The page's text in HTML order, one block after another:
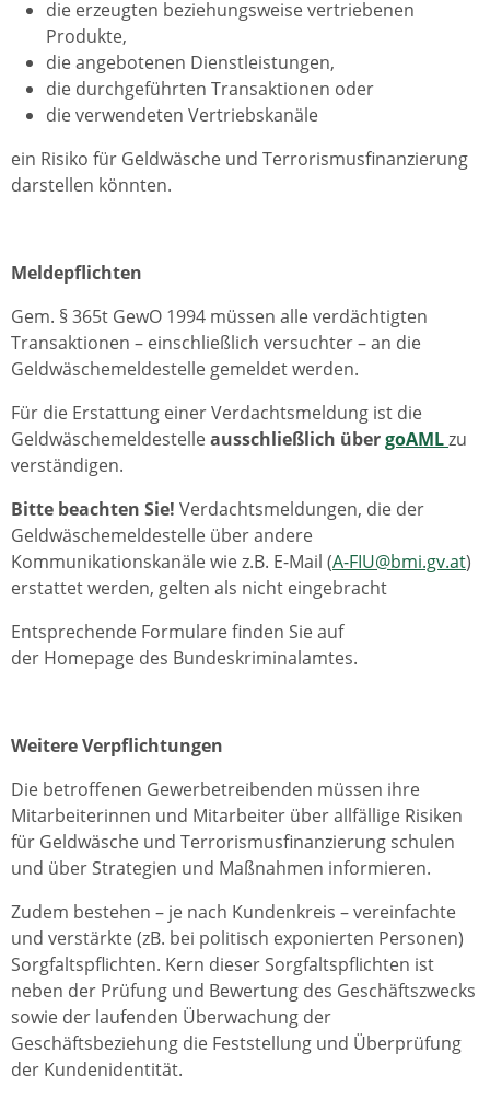
die erzeugten beziehungsweise vertriebenen
Produkte,
die angebotenen Dienstleistungen,
die durchgeführten Transaktionen oder
die verwendeten Vertriebskanäle
ein Risiko für Geldwäsche und Terrorismusfinanzierung
darstellen könnten.
Meldepflichten
Gem. § 365t GewO 1994 müssen alle verdächtigten
Transaktionen – einschließlich versuchter – an die
Geldwäschemeldestelle gemeldet werden.
Für die Erstattung einer Verdachtsmeldung ist die
Geldwäschemeldestelleausschließlich übergoAMLzu
verständigen.
Bitte beachten Sie! Verdachtsmeldungen, die der
Geldwäschemeldestelle über andere
Kommunikationskanäle wie z.B. E-Mail (A-FIU@bmi.gv.at)
erstattet werden, gelten als nicht eingebracht
Entsprechende Formulare finden Sie auf
der Homepage des Bundeskriminalamtes.
Weitere Verpflichtungen
Die betroffenen Gewerbetreibenden müssen ihre
Mitarbeiterinnen und Mitarbeiter über allfällige Risiken
für Geldwäsche und Terrorismusfinanzierung schulen
und über Strategien und Maßnahmen informieren.
Zudem bestehen – je nach Kundenkreis – vereinfachte
und verstärkte (zB. bei politisch exponierten Personen)
Sorgfaltspflichten. Kern dieser Sorgfaltspflichten ist
neben der Prüfung und Bewertung des Geschäftszwecks
sowie der laufenden Überwachung der
Geschäftsbeziehung die Feststellung und Überprüfung
der Kundenidentität.